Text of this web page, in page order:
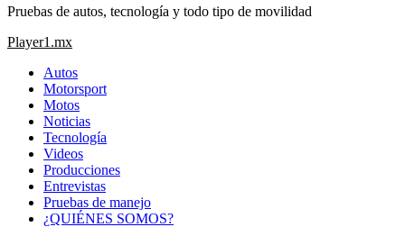
Pruebas de autos, tecnología y todo tipo de movilidad
Menú
Player1.mx
Autos
Motorsport
Motos
Noticias
Tecnología
Videos
Producciones
Entrevistas
Pruebas de manejo
¿QUIÉNES SOMOS?